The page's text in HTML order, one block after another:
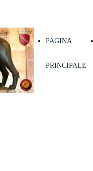
PAGINA
PRINCIPALE